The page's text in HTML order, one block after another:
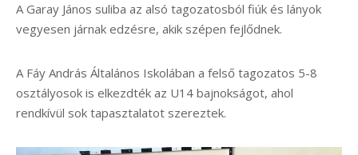
A Garay János suliba az alsó tagozatosból fiúk és lányok
vegyesen járnak edzésre, akik szépen fejlődnek.
A Fáy András Általános Iskolában a felső tagozatos 5-8
osztályosok is elkezdték az U14 bajnokságot, ahol
rendkívül sok tapasztalatot szereztek.